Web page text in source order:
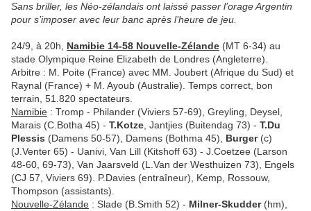
Sans briller, les Néo-zélandais ont laissé passer l’orage Argentin
pour s’imposer avec leur banc après l’heure de jeu.
24/9, à 20h, Namibie 14-58 Nouvelle-Zélande (MT 6-34) au
stade Olympique Reine Elizabeth de Londres (Angleterre).
Arbitre : M. Poite (France) avec MM. Joubert (Afrique du Sud) et
Raynal (France) + M. Ayoub (Australie). Temps correct, bon
terrain, 51.820 spectateurs.
Namibie : Tromp - Philander (Viviers 57-69), Greyling, Deysel,
Marais (C.Botha 45) - T.Kotze , Jantjies (Buitendag 73) - T.Du
Plessis (Damens 50-57), Damens (Bothma 45), Burger(c)
(J.Venter 65) - Uanivi, Van Lill (Kitshoff 63) - J.Coetzee (Larson
48-60, 69-73), Van Jaarsveld (L.Van der Westhuizen 73), Engels
(CJ 57, Viviers 69). P.Davies (entraîneur), Kemp, Rossouw,
Thompson (assistants).
Nouvelle-Zélande : Slade (B.Smith 52) - Milner-Skudder(hm),